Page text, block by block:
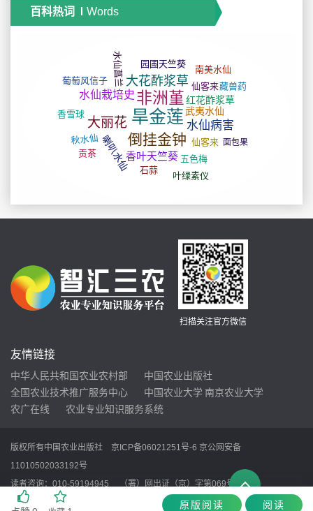
阅读
原版阅读
百科热词 Words
扫描关注官方微信
友情链接
中华人民共和国农业农村部
中国农业出版社
全国农业技术推广服务中心
中国农业大学 南京农业大学
农广在线
农业专业知识服务系统
版权所有中国农业出版社 京ICP备06021251号-6 京公网安备
11010502033192号
读者咨询：010-59194945 （署）网出证（京）字第069号
您当前的IP是：